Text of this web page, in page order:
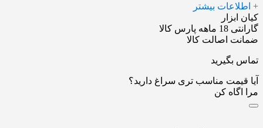
+ اطلاعات بیشتر
کیان ابزار
گارانتی 18 ماهه پارس کالا
ضمانت اصالت کالا
تماس بگیرید
آیا قیمت مناسب تری سراغ دارید؟
مرا اگاه کن